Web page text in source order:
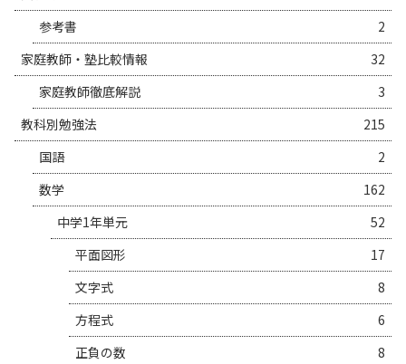
参考書
2
家庭教師・塾比較情報
32
家庭教師徹底解説
3
教科別勉強法
215
国語
2
数学
162
中学1年単元
52
平面図形
17
文字式
8
方程式
6
正負の数
8